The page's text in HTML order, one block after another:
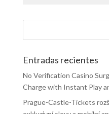
Entradas recientes
No Verification Casino
Charge with Instant Play
Prague-Castle-Tickets